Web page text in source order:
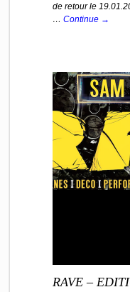
de retour le
… Continue →
RAVE –